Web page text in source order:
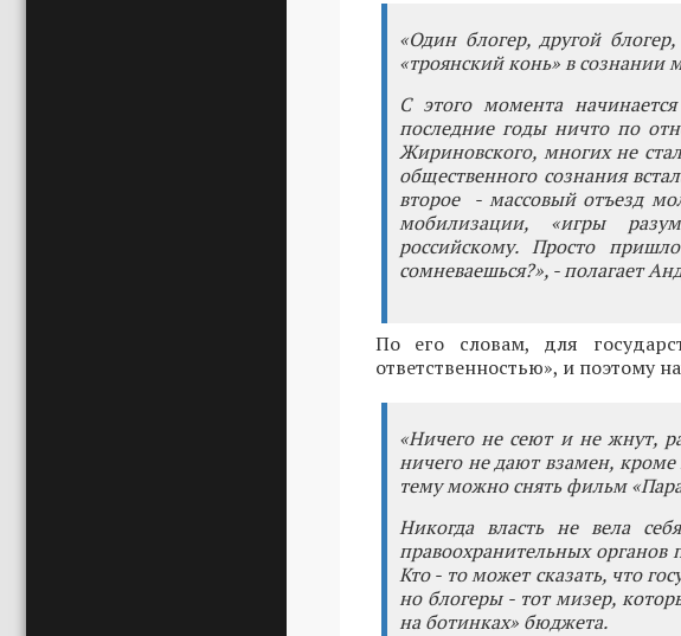
«Один блогер, другой
«троянский конь» в сознании
С этого момента
последние годы ничто по
Жириновского, многих не
общественного сознания
второе - массовый отъезд
мобилизации, «игры
российскому. Просто
сомневаешься?», - полагает
По его словам, для
ответственностью», и поэтому
«Ничего не сеют и не жнут,
ничего не дают взамен,
тему можно снять фильм
Никогда власть не вела
правоохранительных
Кто - то может сказать, что
но блогеры - тот мизер,
на ботинках» бюджета.